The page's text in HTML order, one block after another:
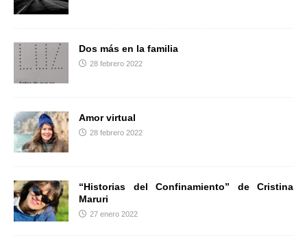
Dos más en la familia
28 febrero 2022
Amor virtual
28 febrero 2022
“Historias del Confinamiento” de Cristina
Maruri
27 enero 2022